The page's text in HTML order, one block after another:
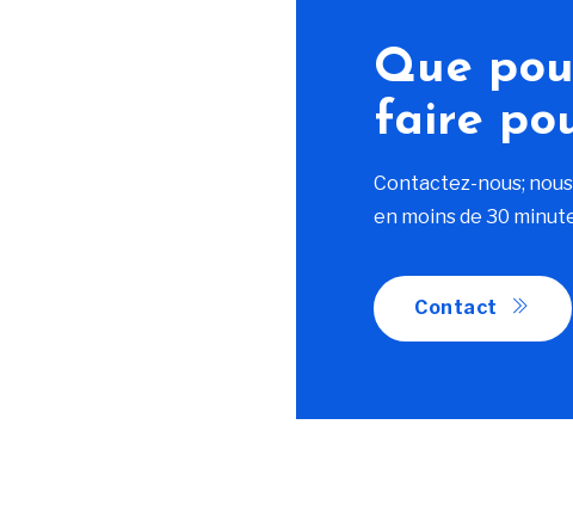
Que
faire
Contactez-nous;
en moins de 30
Contact